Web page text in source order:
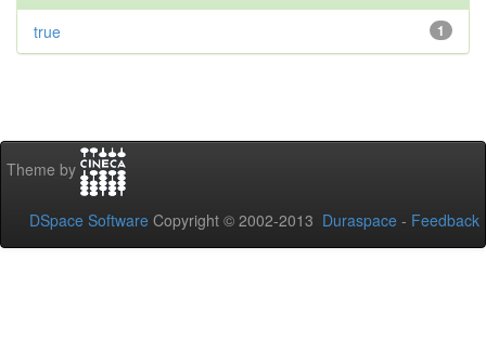
1
true
Theme by
DSpace Software Copyright © 2002-2013 Duraspace - Feedback